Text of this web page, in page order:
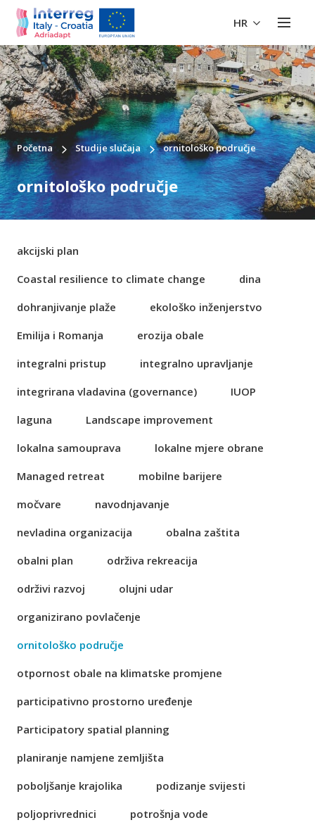
HR
Početna Studije slučaja ornitološko područje
ornitološko područje
akcijski plan
Coastal resilience to climate change
dina
dohranjivanje plaže
ekološko inženjerstvo
Emilija i Romanja
erozija obale
integralni pristup
integralno upravljanje
integrirana vladavina (governance)
IUOP
laguna
Landscape improvement
lokalna samouprava
lokalne mjere obrane
Managed retreat
mobilne barijere
močvare
navodnjavanje
nevladina organizacija
obalna zaštita
obalni plan
održiva rekreacija
održivi razvoj
olujni udar
organizirano povlačenje
ornitološko područje
otpornost obale na klimatske promjene
participativno prostorno uređenje
Participatory spatial planning
planiranje namjene zemljišta
poboljšanje krajolika
podizanje svijesti
poljoprivrednici
potrošnja vode